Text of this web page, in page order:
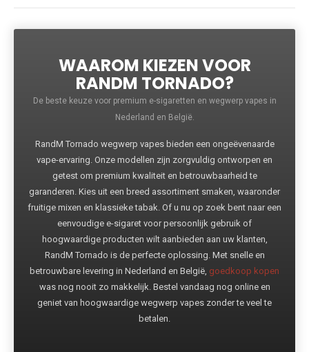
WAAROM KIEZEN VOOR
RANDM TORNADO?
De beste keuze voor premium e-sigaretten en wegwerp vapes in
Nederland en België.
RandM Tornado wegwerp vapes bieden een ongeëvenaarde
vape-ervaring. Onze modellen zijn zorgvuldig ontworpen en
getest om premium kwaliteit en betrouwbaarheid te
garanderen. Kies uit een breed assortiment smaken, waaronder
fruitige mixen en klassieke tabak. Of u nu op zoek bent naar een
eenvoudige e-sigaret voor persoonlijk gebruik of
hoogwaardige producten wilt aanbieden aan uw klanten,
RandM Tornado is de perfecte oplossing. Met snelle en
betrouwbare levering in Nederland en België, goedkoop kopen
was nog nooit zo makkelijk. Bestel vandaag nog online en
geniet van hoogwaardige wegwerp vapes zonder te veel te
betalen.